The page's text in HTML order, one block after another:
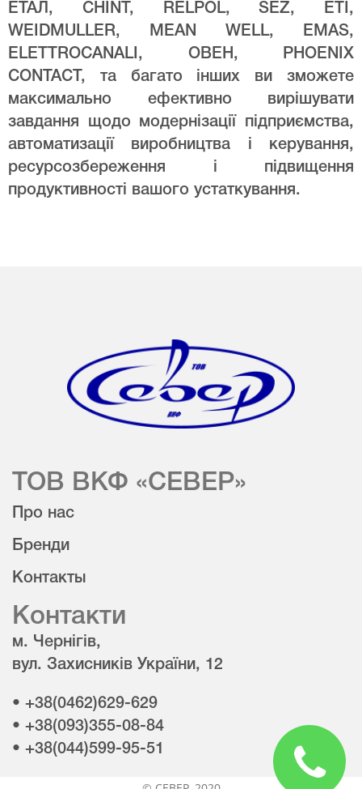
ЕТАЛ, CHINT, RELPOL, SEZ, ETI,
WEIDMULLER, MEAN WELL, EMAS,
ELETTROCANALI, ОВЕН, PHOENIX
CONTACT, та багато інших ви зможете
максимально ефективно вирішувати
завдання щодо модернізації підприємства,
автоматизації виробництва і керування,
ресурсозбереження і підвищення
продуктивності вашого устаткування.
ТОВ ВКФ «СЕВЕР»
Про нас
Бренди
Контакты
Контакти
м. Чернігів,
вул. Захисників України, 12
• +38(0462)629-629
• +38(093)355-08-84
• +38(044)599-95-51